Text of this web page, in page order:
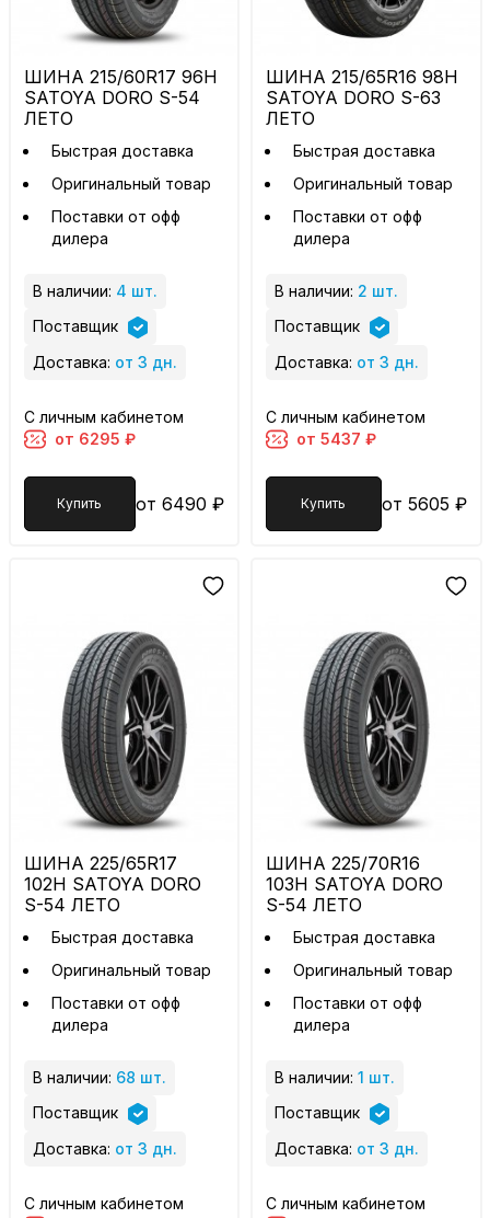
ШИНА 215/60R17 96H
SATOYA DORO S-54
ЛЕТО
Быстрая доставка
Оригинальный товар
Поставки от офф
дилера
В наличии: 4 шт.
Поставщик
Доставка: от 3 дн.
С личным кабинетом
от 6295 ₽
Купить от 6490 ₽
ШИНА 215/65R16 98H
SATOYA DORO S-63
ЛЕТО
Быстрая доставка
Оригинальный товар
Поставки от офф
дилера
В наличии: 2 шт.
Поставщик
Доставка: от 3 дн.
С личным кабинетом
от 5437 ₽
Купить от 5605 ₽
ШИНА 225/65R17
102H SATOYA DORO
S-54 ЛЕТО
Быстрая доставка
Оригинальный товар
Поставки от офф
дилера
В наличии: 68 шт.
Поставщик
Доставка: от 3 дн.
С личным кабинетом
ШИНА 225/70R16
103H SATOYA DORO
S-54 ЛЕТО
Быстрая доставка
Оригинальный товар
Поставки от офф
дилера
В наличии: 1 шт.
Поставщик
Доставка: от 3 дн.
С личным кабинетом